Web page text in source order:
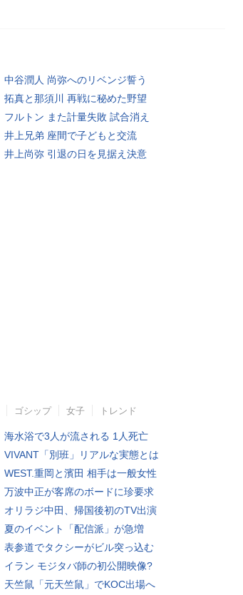
中谷潤人 尚弥へのリベンジ誓う
拓真と那須川 再戦に秘めた野望
フルトン また計量失敗 試合消え
井上兄弟 座間で子どもと交流
井上尚弥 引退の日を見据え決意
ゴシップ 女子 トレンド
海水浴で3人が流される 1人死亡
VIVANT「別班」リアルな実態とは
WEST.重岡と濱田 相手は一般女性
万波中正が客席のボードに珍要求
オリラジ中田、帰国後初のTV出演
夏のイベント「配信派」が急増
表参道でタクシーがビル突っ込む
イラン モジタバ師の初公開映像?
天竺鼠「元天竺鼠」でKOC出場へ